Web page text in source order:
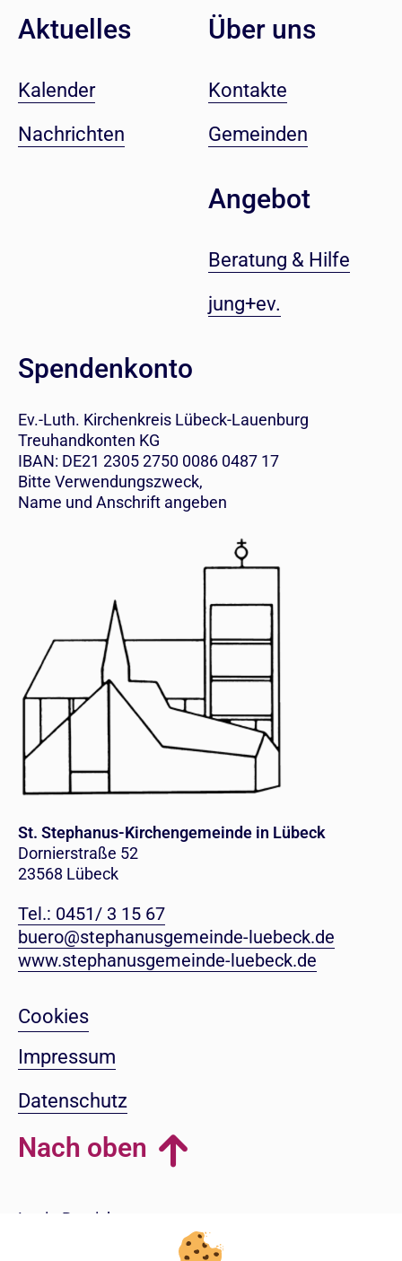
Aktuelles
Kalender
Nachrichten
Über uns
Kontakte
Gemeinden
Angebot
Beratung & Hilfe
jung+ev.
Spendenkonto
Ev.-Luth. Kirchenkreis Lübeck-Lauenburg
Treuhandkonten KG
IBAN: DE21 2305 2750 0086 0487 17
Bitte Verwendungszweck,
Name und Anschrift angeben
St. Stephanus-Kirchengemeinde in Lübeck
Dornierstraße 52
23568 Lübeck
Tel.: 0451/ 3 15 67
buero@stephanusgemeinde-luebeck.de
www.stephanusgemeinde-luebeck.de
Cookies
Impressum
Datenschutz
Nach oben
Login-Bereich